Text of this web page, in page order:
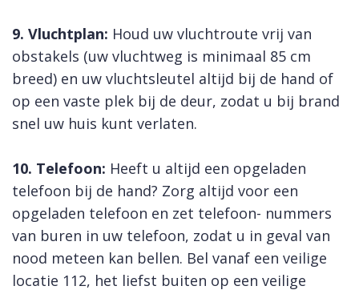
9. Vluchtplan: Houd uw vluchtroute vrij van
obstakels (uw vluchtweg is minimaal 85 cm
breed) en uw vluchtsleutel altijd bij de hand of
op een vaste plek bij de deur, zodat u bij brand
snel uw huis kunt verlaten.
10. Telefoon: Heeft u altijd een opgeladen
telefoon bij de hand? Zorg altijd voor een
opgeladen telefoon en zet telefoon- nummers
van buren in uw telefoon, zodat u in geval van
nood meteen kan bellen. Bel vanaf een veilige
locatie 112, het liefst buiten op een veilige